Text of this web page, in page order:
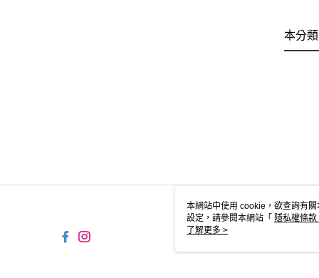
本分
本網站中使用 cookie，欲查詢有
設定，請參閱本網站「 隱私權條款
使用 cookie。
了解更多 >